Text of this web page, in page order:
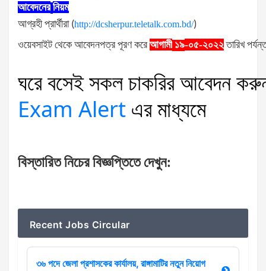
আবেদনের নিয়ম
আগ্রহী প্রার্থীরা(http://dcsherpur.teletalk.com.bd/)
ওয়েবসাইট থেকে আবেদনপত্র পূরণ করে আগামী ১৯-০৫-২০২২ তারিখ
ঘরে বসেই সকল চাকরির আবেদন
Exam Alert এর মাধ্যমে
বিস্তারিতনিচেরবিজ্ঞপ্তিতে দেখুন:
Recent Jobs Circular
৩৬ পদে জেলা প্রশাসকের কার্যালয়, রাঙ্গামাটির নতুন নিয়োগ